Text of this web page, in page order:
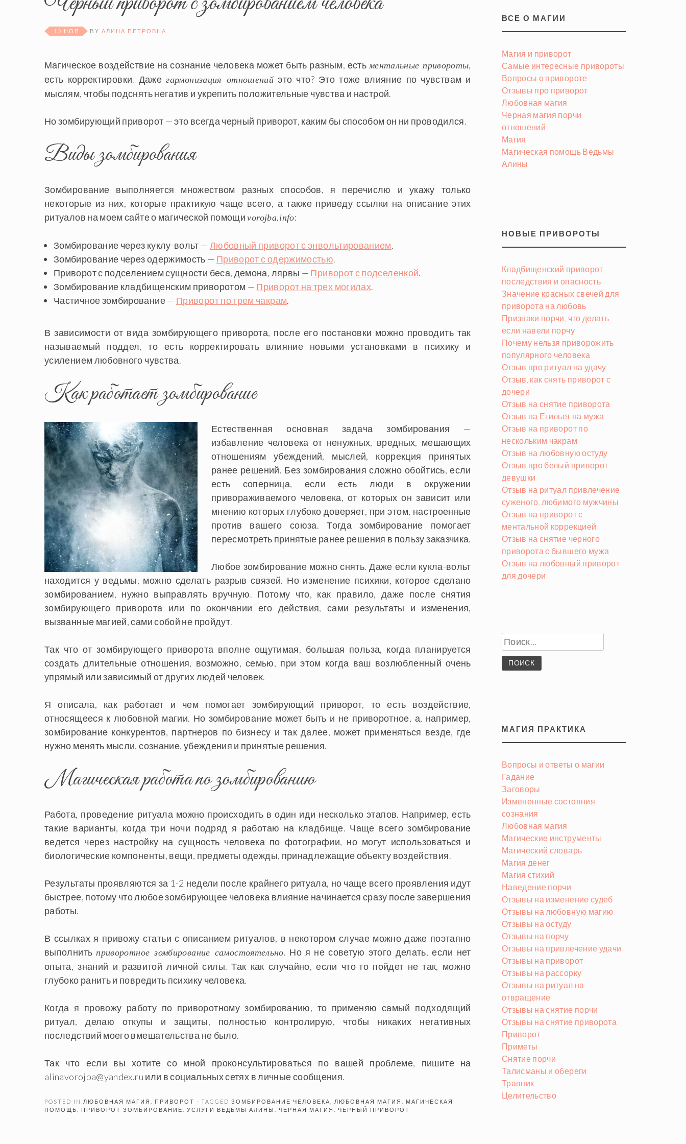
10 НОЯ BY АЛИНА ПЕТРОВНА
Магическое воздействие на сознание человека может быть разным, есть ментальные привороты,
есть корректировки. Дажегармонизация отношений это что? Это тоже влияние по чувствам и
мыслям, чтобы подснять негатив и укрепить положительные чувства и настрой.
Но зомбирующий приворот — это всегда черный приворот, каким бы способом он ни проводился.
Виды зомбирования
Зомбирование выполняется множеством разных способов, я перечислю и укажу только
некоторые из них, которые практикую чаще всего, а также приведу ссылки на описание этих
ритуалов на моем сайте о магической помощиvorojba.info:
Зомбирование через куклу-вольт — Любовный приворот с энвольтированием.
Зомбирование через одержимость — Приворот с одержимостью.
Приворот с подселением сущности беса, демона, лярвы — Приворот с подселенкой.
Зомбирование кладбищенским приворотом — Приворот на трех могилах.
Частичное зомбирование — Приворот по трем чакрам.
В зависимости от вида зомбирующего приворота, после его постановки можно проводить так
называемый поддел, то есть корректировать влияние новыми установками в психику и
усилением любовного чувства.
Как работает зомбирование
Естественная основная задача зомбирования —
избавление человека от ненужных, вредных, мешающих
отношениям убеждений, мыслей, коррекция принятых
ранее решений. Без зомбирования сложно обойтись, если
есть соперница, если есть люди в окружении
привораживаемого человека, от которых он зависит или
мнению которых глубоко доверяет, при этом, настроенные
против вашего союза. Тогда зомбирование помогает
пересмотреть принятые ранее решения в пользу заказчика.
Любое зомбирование можно снять. Даже если кукла-вольт
находится у ведьмы, можно сделать разрыв связей. Но изменение психики, которое сделано
зомбированием, нужно выправлять вручную. Потому что, как правило, даже после снятия
зомбирующего приворота или по окончании его действия, сами результаты и изменения,
вызванные магией, сами собой не пройдут.
Так что от зомбирующего приворота вполне ощутимая, большая польза, когда планируется
создать длительные отношения, возможно, семью, при этом когда ваш возлюбленный очень
упрямый или зависимый от других людей человек.
Я описала, как работает и чем помогает зомбирующий приворот, то есть воздействие,
относящееся к любовной магии. Но зомбирование может быть и не приворотное, а, например,
зомбирование конкурентов, партнеров по бизнесу и так далее, может применяться везде, где
нужно менять мысли, сознание, убеждения и принятые решения.
Магическая работа по зомбированию
Работа, проведение ритуала можно происходить в один иди несколько этапов. Например, есть
такие варианты, когда три ночи подряд я работаю на кладбище. Чаще всего зомбирование
ведется через настройку на сущность человека по фотографии, но могут использоваться и
биологические компоненты, вещи, предметы одежды, принадлежащие объекту воздействия.
Результаты проявляются за 1-2 недели после крайнего ритуала, но чаще всего проявления идут
быстрее, потому что любое зомбирующее человека влияние начинается сразу после завершения
работы.
В ссылках я привожу статьи с описанием ритуалов, в некотором случае можно даже поэтапно
выполнить приворотное зомбирование самостоятельно. Но я не советую этого делать, если нет
опыта, знаний и развитой личной силы. Так как случайно, если что-то пойдет не так, можно
глубоко ранить и повредить психику человека.
Когда я провожу работу по приворотному зомбированию, то применяю самый подходящий
ритуал, делаю откупы и защиты, полностью контролирую, чтобы никаких негативных
последствий моего вмешательства не было.
Так что если вы хотите со мной проконсультироваться по вашей проблеме, пишите на
alinavorojba@yandex.ru или в социальных сетях в личные сообщения.
POSTED IN ЛЮБОВНАЯ МАГИЯ ПРИВОРОТ · TAGGED ЗОМБИРОВАНИЕ ЧЕЛОВЕКА ЛЮБОВНАЯ МАГИЯ
МАГИЧЕСКАЯ
ПОМОЩЬ
ПРИВОРОТ ЗОМБИРОВАНИЕ УСЛУГИ ВЕДЬМЫ АЛИНЫ ЧЕРНАЯ МАГИЯ ЧЕРНЫЙ ПРИВОРОТ
ВСЕ О МАГИИ
Магия и приворот
Самые интересные привороты
Вопросы о привороте
Отзывы про приворот
Любовная магия
Черная магия порчи
отношений
Магия
Магическая помощь Ведьмы
Алины
НОВЫЕ ПРИВОРОТЫ
Кладбищенский приворот,
последствия и опасность
Значение красных свечей для
приворота на любовь
Признаки порчи, что делать
если навели порчу
Почему нельзя приворожить
популярного человека
Отзыв про ритуал на удачу
Отзыв, как снять приворот с
дочери
Отзыв на снятие приворота
Отзыв на Егильет на мужа
Отзыв на приворот по
нескольким чакрам
Отзыв на любовную остуду
Отзыв про белый приворот
девушки
Отзыв на ритуал привлечение
суженого, любимого мужчины
Отзыв на приворот с
ментальной коррекцией
Отзыв на снятие черного
приворота с бывшего мужа
Отзыв на любовный приворот
для дочери
Найти:
МАГИЯ ПРАКТИКА
Вопросы и ответы о магии
Гадание
Заговоры
Измененные состояния
сознания
Любовная магия
Магические инструменты
Магический словарь
Магия денег
Магия стихий
Наведение порчи
Отзывы на изменение судеб
Отзывы на любовную магию
Отзывы на остуду
Отзывы на порчу
Отзывы на привлечение удачи
Отзывы на приворот
Отзывы на рассорку
Отзывы на ритуал на
отвращение
Отзывы на снятие порчи
Отзывы на снятие приворота
Приворот
Приметы
Снятие порчи
Талисманы и обереги
Травник
Целительство